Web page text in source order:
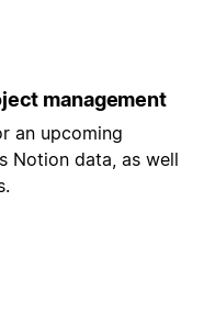
management
an upcoming
Notion data, as well